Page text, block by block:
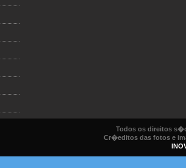
Todos os direitos
Cr�editos das fotos e